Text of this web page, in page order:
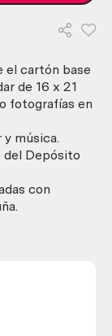
el cartón base
de 16 x 21
fotografías en
música.
del Depósito
con